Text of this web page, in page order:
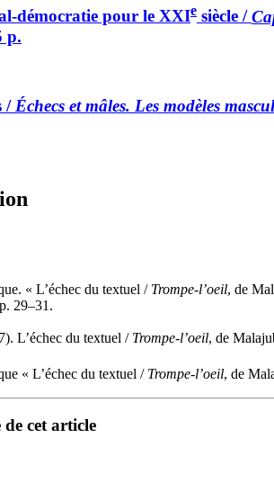
démocratie pour le XXIe siècle /
p.
/ Échecs et mâles. Les modèles
« L’échec du textuel / Trompe-l’oeil, de
29–31.
L’échec du textuel / Trompe-l’oeil, de
« L’échec du textuel / Trompe-l’oeil, de
cet article